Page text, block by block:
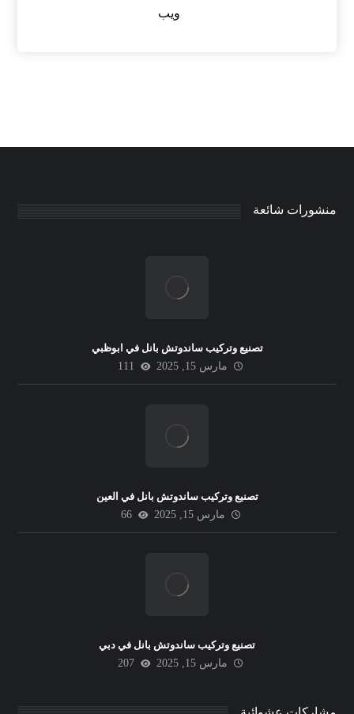
ويب
منشورات شائعة
تصنيع وتركيب ساندوتش بانل في ابوظبي
مارس 15, 2025
111
تصنيع وتركيب ساندوتش بانل في العين
مارس 15, 2025
66
تصنيع وتركيب ساندوتش بانل في دبي
مارس 15, 2025
207